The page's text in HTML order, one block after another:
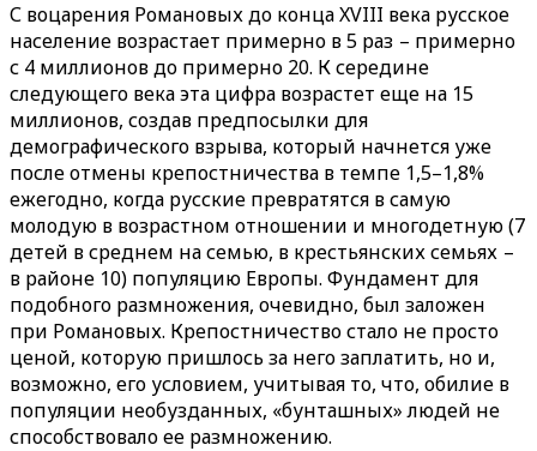
С воцарения Романовых до конца XVIII века русское
население возрастает примерно в 5 раз – примерно
с 4 миллионов до примерно 20. К середине
следующего века эта цифра возрастет еще на 15
миллионов, создав предпосылки для
демографического взрыва, который начнется уже
после отмены крепостничества в темпе 1,5–1,8%
ежегодно, когда русские превратятся в самую
молодую в возрастном отношении и многодетную (7
детей в среднем на семью, в крестьянских семьях –
в районе 10) популяцию Европы. Фундамент для
подобного размножения, очевидно, был заложен
при Романовых. Крепостничество стало не просто
ценой, которую пришлось за него заплатить, но и,
возможно, его условием, учитывая то, что, обилие в
популяции необузданных, «бунташных» людей не
способствовало ее размножению.